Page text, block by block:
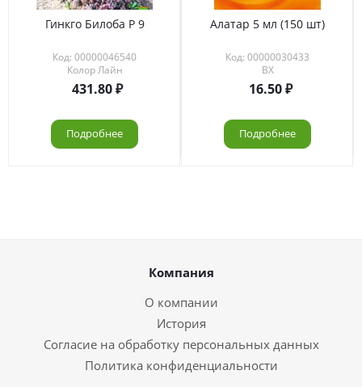
Гинкго Билоба Р 9
Код: 00000046540
Колор Лайн
431.80
Подробнее
Алатар 5 мл (150 шт)
Код: 00000030433
ВХ
16.50
Подробнее
Компания
О компании
История
Согласие на обработку персональных данных
Политика конфиденциальности